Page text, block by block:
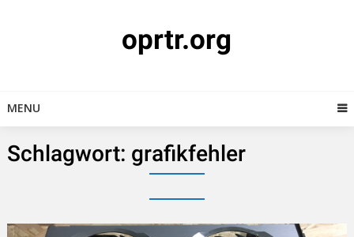
oprtr.org
MENU
Schlagwort: grafikfehler